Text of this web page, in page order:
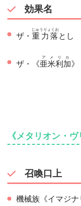
効果名
ザ・ 重力落
じゅうりょくお
とし
ザ・《亜米利加
アメリカ
》
《メタリオン・ヴ
召喚口上
機械族《イマジ